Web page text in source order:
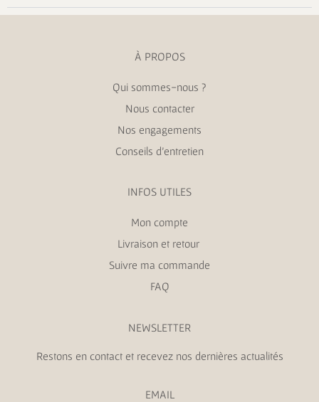
À PROPOS
Qui sommes-nous ?
Nous contacter
Nos engagements
Conseils d’entretien
INFOS UTILES
Mon compte
Livraison et retour
Suivre ma commande
FAQ
NEWSLETTER
Restons en contact et recevez nos dernières actualités
EMAIL